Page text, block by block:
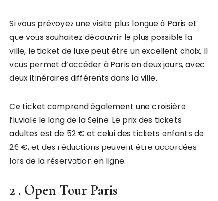
Si vous prévoyez une visite plus longue à Paris et
que vous souhaitez découvrir le plus possible la
ville, le ticket de luxe peut être un excellent choix. Il
vous permet d’accéder à Paris en deux jours, avec
deux itinéraires différents dans la ville.
Ce ticket comprend également une croisière
fluviale le long de la Seine. Le prix des tickets
adultes est de 52 € et celui des tickets enfants de
26 €, et des réductions peuvent être accordées
lors de la réservation en ligne.
2 . Open Tour Paris